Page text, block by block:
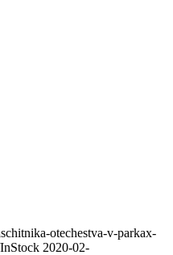
otechestva-v-parkax-
2020-02-